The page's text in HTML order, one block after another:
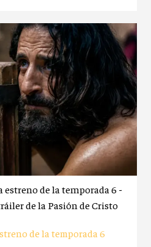
de la temporada 6 -
de la Pasión de Cristo
de la temporada 6